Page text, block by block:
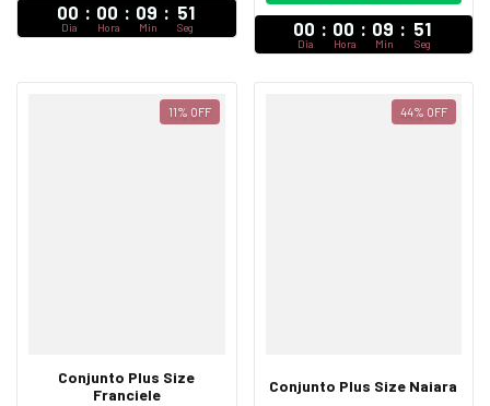
00 : 00 : 09 : 47
Dia Hora Min Seg 00 : 00 : 09 : 47
Dia Hora Min Seg
11% OFF
Conjunto Plus Size
Franciele
44% OFF
Conjunto Plus Size Naiara